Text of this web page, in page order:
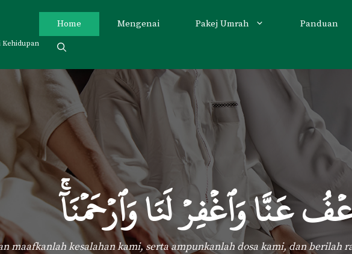
Kehidupan
Home Mengenai Pakej Umrah Panduan
عَنَّا وَٱغۡفِرۡ لَنَا وَٱرۡحَمۡنَآ
maafkanlah kesalahan kami, serta ampunkanlah dosa kami, dan berilah